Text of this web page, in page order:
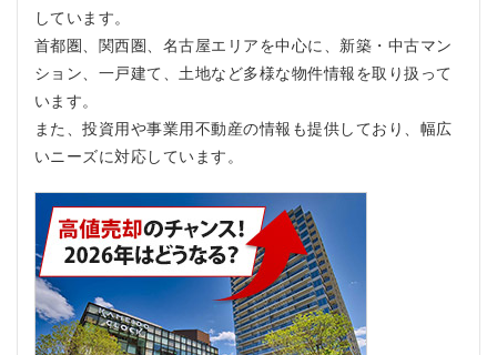
リッ
ト
4
ノ
ム
ム
お
す
す
め
す
る
人
お
しています。
首都圏、関西圏、名古屋エリアを中心に、新築・中古マン
ション、一戸建て、土地など多様な物件情報を取り扱って
います。
また、投資用や事業用不動産の情報も提供しており、幅広
いニーズに対応しています。